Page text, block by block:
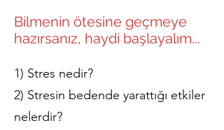
Bilmenin ötesine geçmeye
hazırsanız, haydi başlayalım...
1) Stres nedir?
2) Stresin bedende yarattığı etkiler
nelerdir?